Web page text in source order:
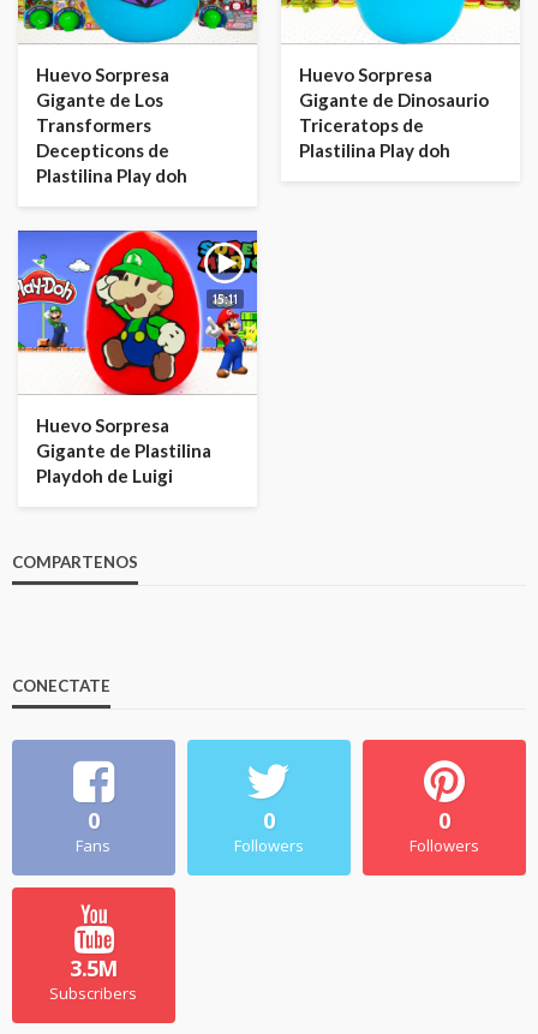
Huevo Sorpresa
Gigante de Los
Transformers
Decepticons de
Plastilina Play doh
Huevo Sorpresa
Gigante de Dinosaurio
Triceratops de
Plastilina Play doh
15:11
Huevo Sorpresa
Gigante de Plastilina
Playdoh de Luigi
COMPARTENOS
CONECTATE
0
Fans
0
Followers
0
Followers
3.5M
Subscribers